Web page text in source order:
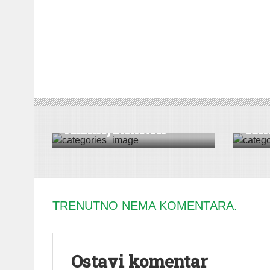
VESTI
rumskoj Biblioteci
VESTI
TRENUTNO NEMA KOMENTARA.
Ostavi komentar